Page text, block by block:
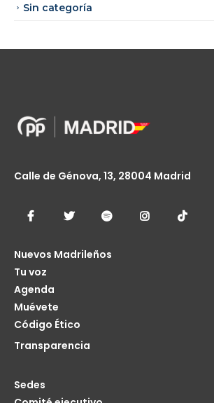
Sin categoría
Calle de Génova, 13, 28004 Madrid
Nuevos Madrileños
Tu voz
Agenda
Muévete
Código Ético
Transparencia
Sedes